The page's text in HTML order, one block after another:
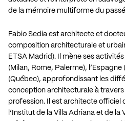
de la mémoire multiforme du
Fabio Sedia est architecte et
composition architecturale et
ETSA Madrid). Il mène ses
(Milan, Rome, Palerme),
(Québec), approfondissant les
conception architecturale à travers
profession. Il est architecte officiel
l’Institut de la Villa Adriana et de la